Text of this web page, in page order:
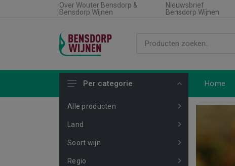
Over Wouter Bensdorp &
Bensdorp Wijnen
Nieuwsbrief
Bensdorp Wijnen
Alle producten
Land
Soort wijn
Regio
Per categorie Home